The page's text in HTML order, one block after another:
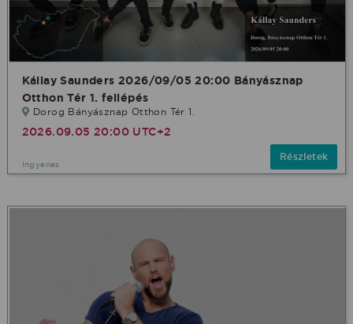
Kállay Saunders 2026/09/05 20:00 Bányásznap
Otthon Tér 1. fellépés
Dorog Bányásznap Otthon Tér 1.
2026.09.05 20:00 UTC+2
Ingyenes
Részletek